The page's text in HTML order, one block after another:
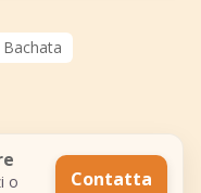
o
Contatta